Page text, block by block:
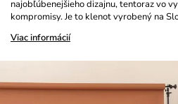
najobľúbenejšieho dizajnu, tentoraz vo
kompromisy. Je to klenot vyrobený na
Viac informácií